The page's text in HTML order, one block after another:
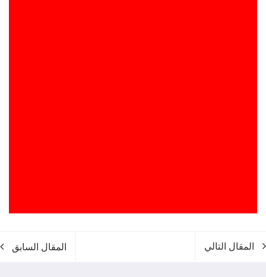
المقال التالي المقال السابق